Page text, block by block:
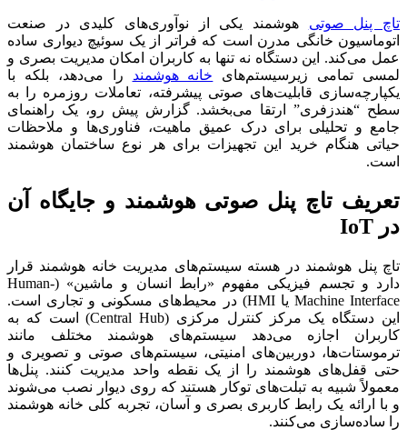
تاچ پنل صوتی هوشمند یکی از نوآوری‌های کلیدی در صنعت
اتوماسیون خانگی مدرن است که فراتر از یک سوئیچ دیواری ساده
عمل می‌کند. این دستگاه نه تنها به کاربران امکان مدیریت بصری و
لمسی تمامی زیرسیستم‌های خانه هوشمند را می‌دهد، بلکه با
یکپارچه‌سازی قابلیت‌های صوتی پیشرفته، تعاملات روزمره را به
سطح “هندزفری” ارتقا می‌بخشد. گزارش پیش رو، یک راهنمای
جامع و تحلیلی برای درک عمیق ماهیت، فناوری‌ها و ملاحظات
حیاتی هنگام خرید این تجهیزات برای هر نوع ساختمان هوشمند
است.
تعریف تاچ پنل صوتی هوشمند و جایگاه آن
در IoT
تاچ پنل هوشمند در هسته سیستم‌های مدیریت خانه هوشمند قرار
دارد و تجسم فیزیکی مفهوم «رابط انسان و ماشین» (Human-
Machine Interface یا HMI) در محیط‌های مسکونی و تجاری است.
این دستگاه یک مرکز کنترل مرکزی (Central Hub) است که به
کاربران اجازه می‌دهد سیستم‌های هوشمند مختلف مانند
ترموستات‌ها، دوربین‌های امنیتی، سیستم‌های صوتی و تصویری و
حتی قفل‌های هوشمند را از یک نقطه واحد مدیریت کنند. پنل‌ها
معمولاً شبیه به تبلت‌های توکار هستند که روی دیوار نصب می‌شوند
و با ارائه یک رابط کاربری بصری و آسان، تجربه کلی خانه هوشمند
را ساده‌سازی می‌کنند.